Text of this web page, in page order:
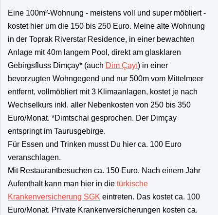
Eine 100m²-Wohnung - meistens voll und super möbliert -
kostet hier um die 150 bis 250 Euro. Meine alte Wohnung
in der Toprak Riverstar Residence, in einer bewachten
Anlage mit 40m langem Pool, direkt am glasklaren
Gebirgsfluss Dimçay* (auch Dim Çayı) in einer
bevorzugten Wohngegend und nur 500m vom Mittelmeer
entfernt, vollmöbliert mit 3 Klimaanlagen, kostet je nach
Wechselkurs inkl. aller Nebenkosten von 250 bis 350
Euro/Monat. *Dimtschai gesprochen. Der Dimçay
entspringt im Taurusgebirge.
Für Essen und Trinken musst Du hier ca. 100 Euro
veranschlagen.
Mit Restaurantbesuchen ca. 150 Euro. Nach einem Jahr
Aufenthalt kann man hier in die türkische
Krankenversicherung SGK eintreten. Das kostet ca. 100
Euro/Monat. Private Krankenversicherungen kosten ca.